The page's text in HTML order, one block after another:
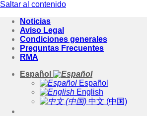
Saltar al contenido
Noticias
Aviso Legal
Condiciones generales
Preguntas Frecuentes
RMA
Español
Español
English
中文 (中国)